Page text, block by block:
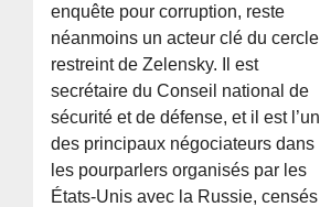
enquête pour corruption, reste
néanmoins un acteur clé du cercle
restreint de Zelensky. Il est
secrétaire du Conseil national de
sécurité et de défense, et il est l’un
des principaux négociateurs dans
les pourparlers organisés par les
États-Unis avec la Russie, censés